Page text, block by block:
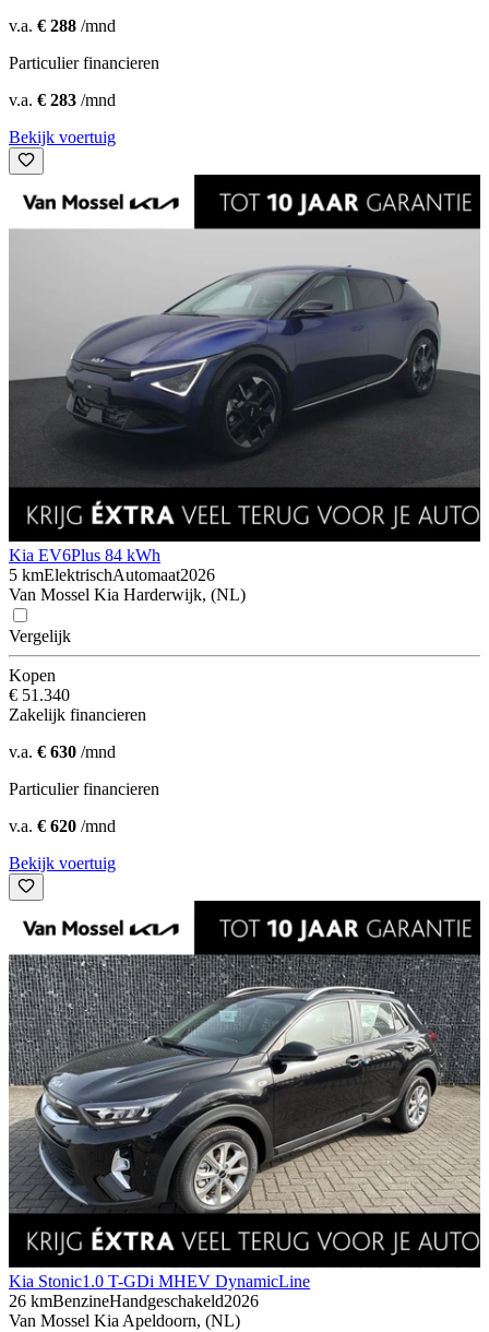
v.a. € 288 /mnd
Particulier financieren
v.a. € 283 /mnd
Bekijk voertuig
Kia EV6Plus 84 kWh
5 kmElektrischAutomaat2026
Van Mossel Kia Harderwijk, (NL)
Vergelijk
Kopen
€ 51.340
Zakelijk financieren
v.a. € 630 /mnd
Particulier financieren
v.a. € 620 /mnd
Bekijk voertuig
Kia Stonic1.0 T-GDi MHEV DynamicLine
26 kmBenzineHandgeschakeld2026
Van Mossel Kia Apeldoorn, (NL)